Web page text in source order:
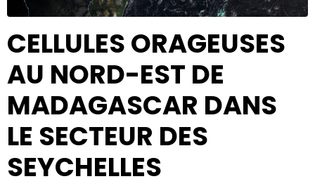
CELLULES ORAGEUSES
AU NORD-EST DE
MADAGASCAR DANS
LE SECTEUR DES
SEYCHELLES